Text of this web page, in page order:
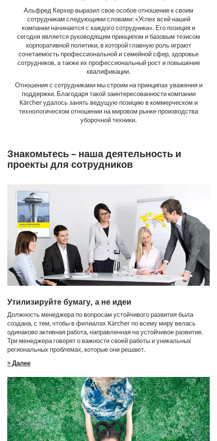
Альфред Керхер выразил свое особое отношение к своим
сотрудникам следующими словами: «Успех всей нашей
компании начинается с каждого сотрудника». Его позиция и
сегодня является руководящим принципом и базовым тезисом
корпоративной политики, в которой главную роль играют
сочетаемость профессиональной и семейной сфер, здоровье
сотрудников, а также их профессиональный рост и повышение
квалификации.
Отношения с сотрудниками мы строим на принципах уважения и
поддержки. Благодаря такой заинтересованности компании
Kärcher удалось занять ведущую позицию в коммерческом и
технологическом отношении на мировом рынке производства
уборочной техники.
Знакомьтесь – наша деятельность и
проекты для сотрудников
Утилизируйте бумагу, а не идеи
Должность менеджера по вопросам устойчивого развития была
создана, с тем, чтобы в филиалах Kärcher по всему миру велась
одинаково активная работа, направленная на устойчивое развитие.
Три менеджера говорят о важности своей работы и уникальных
региональных проблемах, которые они решают.
> Далее